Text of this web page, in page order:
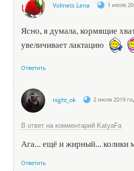
Volinets Lena 1 июля
Ясно, я думала, кормящие
увеличивает лактацию
Ответить
night_ok 2 июля 2019
В ответ на комментарий KatyaFa
Ага... ещё и жирный... колики
Ответить